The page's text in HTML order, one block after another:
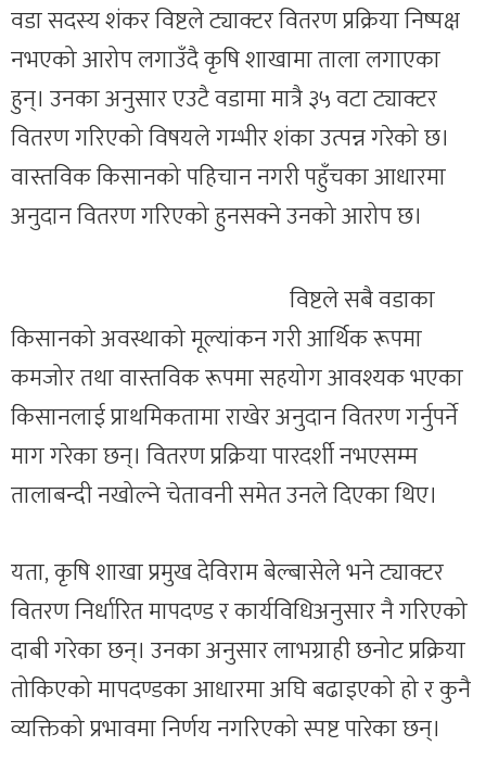
वडा सदस्य शंकर विष्टले ट्याक्टर वितरण प्रक्रिया निष्पक्ष
नभएको आरोप लगाउँदै कृषि शाखामा ताला लगाएका
हुन्। उनका अनुसार एउटै वडामा मात्रै ३५ वटा ट्याक्टर
वितरण गरिएको विषयले गम्भीर शंका उत्पन्न गरेको छ।
वास्तविक किसानको पहिचान नगरी पहुँचका आधारमा
अनुदान वितरण गरिएको हुनसक्ने उनको आरोप छ।
विष्टले सबै वडाका
किसानको अवस्थाको मूल्यांकन गरी आर्थिक रूपमा
कमजोर तथा वास्तविक रूपमा सहयोग आवश्यक भएका
किसानलाई प्राथमिकतामा राखेर अनुदान वितरण गर्नुपर्ने
माग गरेका छन्। वितरण प्रक्रिया पारदर्शी नभएसम्म
तालाबन्दी नखोल्ने चेतावनी समेत उनले दिएका थिए।
यता, कृषि शाखा प्रमुख देविराम बेल्बासेले भने ट्याक्टर
वितरण निर्धारित मापदण्ड र कार्यविधिअनुसार नै गरिएको
दाबी गरेका छन्। उनका अनुसार लाभग्राही छनोट प्रक्रिया
तोकिएको मापदण्डका आधारमा अघि बढाइएको हो र कुनै
व्यक्तिको प्रभावमा निर्णय नगरिएको स्पष्ट पारेका छन्।